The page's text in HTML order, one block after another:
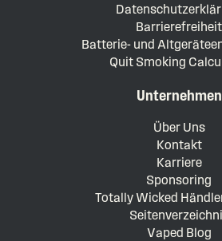
Barrierefreiheit
Batterie- und
Quit Smoking
Unternehmen
Über Uns
Kontakt
Karriere
Sponsoring
Totally Wicked
Vaped Blog